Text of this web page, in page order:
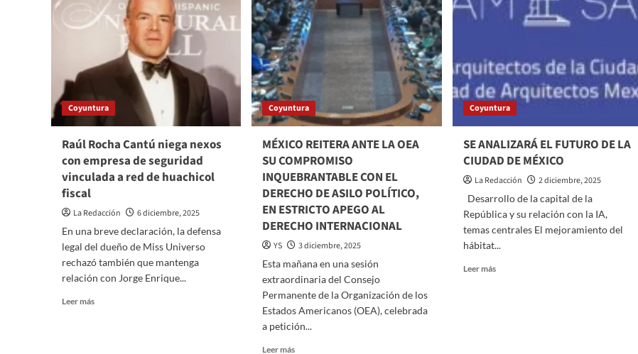
Coyuntura
Raúl Rocha Cantú niega nexos
con empresa de seguridad
vinculada a red de huachicol
fiscal
La Redacción
6 diciembre, 2025
En una breve declaración, la defensa
legal del dueño de Miss Universo
rechazó también que mantenga
relación con Jorge Enrique...
Leer másRead
Coyuntura
MÉXICO REITERA ANTE LA OEA
SU COMPROMISO
INQUEBRANTABLE CON EL
DERECHO DE ASILO POLÍTICO,
EN ESTRICTO APEGO AL
DERECHO INTERNACIONAL
YS
3 diciembre, 2025
Esta mañana en una sesión
extraordinaria del Consejo
Permanente de la Organización de los
Estados Americanos (OEA), celebrada
a petición...
Leer másRead
Coyuntura
SE ANALIZARÁ EL FUTURO DE LA
CIUDAD DE MÉXICO
La Redacción
2 diciembre, 2025
Desarrollo de la capital de la
República y su relación con la IA,
temas centrales El mejoramiento del
hábitat...
Leer másRead